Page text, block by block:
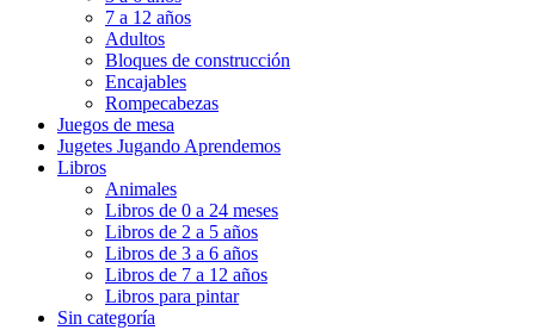
7 a 12 años
Adultos
Bloques de construcción
Encajables
Rompecabezas
Juegos de mesa
Jugetes Jugando Aprendemos
Libros
Animales
Libros de 0 a 24 meses
Libros de 2 a 5 años
Libros de 3 a 6 años
Libros de 7 a 12 años
Libros para pintar
Sin categoría